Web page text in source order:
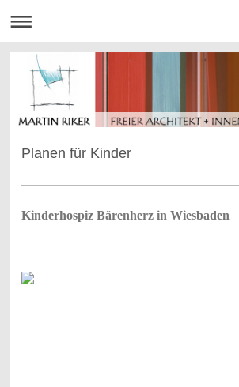
Planen für Kinder
Kinderhospiz Bärenherz in Wiesbaden